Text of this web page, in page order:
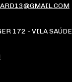
172 - VILA SAÚDE